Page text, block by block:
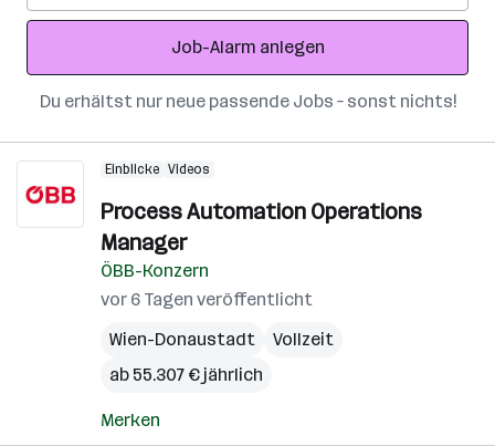
Adresse
Job-Alarm anlegen
Du erhältst nur neue passende Jobs – sonst nichts!
Einblicke Videos
Process Automation Operations
Manager
ÖBB-Konzern
vor 6 Tagen veröffentlicht
Wien-Donaustadt
Vollzeit
ab 55.307 € jährlich
Merken